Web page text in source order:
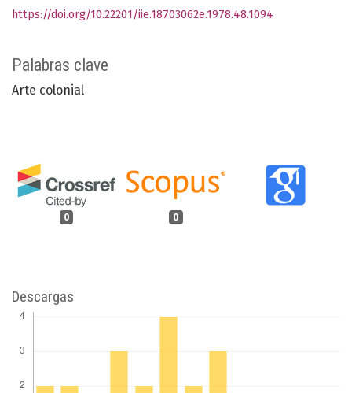
Palabras clave
Arte colonial
0 0
https://doi.org/10.22201/iie.18703062e.1978.48.1094
Descargas